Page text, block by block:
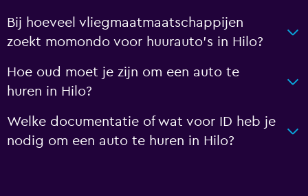
Bij hoeveel vliegmaatmaatschappijen
zoekt momondo voor huurauto's in Hilo?
Hoe oud moet je zijn om een auto te
huren in Hilo?
Welke documentatie of wat voor ID heb je
nodig om een auto te huren in Hilo?